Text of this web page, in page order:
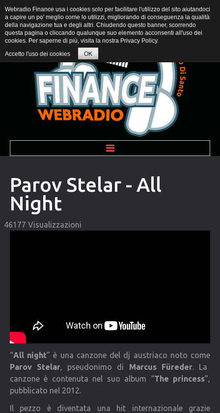
BENVENUTI
PROGRAMMI
COMMUNITY
Parov Stelar - All
Night
46177 Visualizzazioni
“All night” è una canzone del dj austriaco noto come
Parov Stelar , pseudonimo di Marcus Füreder. La
canzone è contenuta nel suo album “The princess”,
pubblicato nel 2012.
Il pezzo è diventata una hit internazionale grazie
Webradio Finance usa i cookies solo per facilitare l'utilizzo del sito aiutandoci
a capire un po' meglio come lo utilizzi, migliorando di conseguenza la qualità
della navigazione tua e degli altri. Chiudendo questo banner, scorrendo
questa pagina o cliccando qualunque suo elemento acconsenti all'uso dei
cookies. Per saperne di più, visita la nostra Privacy Policy.
Accetto l'uso dei cookies
OK